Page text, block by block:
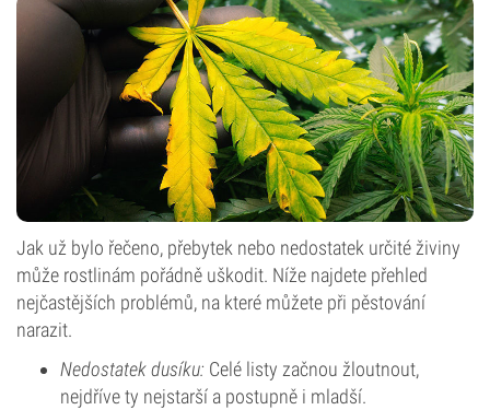
Jak už bylo řečeno, přebytek nebo nedostatek určité živiny
může rostlinám pořádně uškodit. Níže najdete přehled
nejčastějších problémů, na které můžete při pěstování
narazit.
Nedostatek dusíku: Celé listy začnou žloutnout,
nejdříve ty nejstarší a postupně i mladší.